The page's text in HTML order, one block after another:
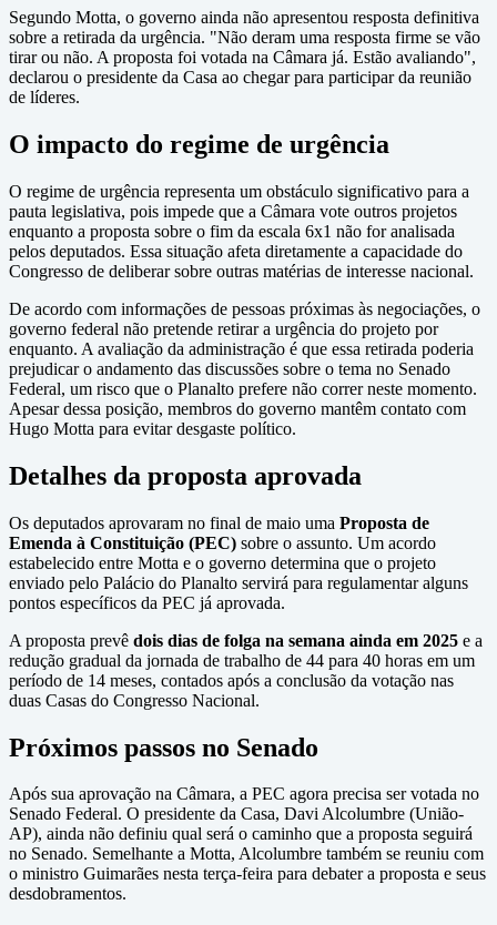
Segundo Motta, o governo ainda não apresentou resposta definitiva
sobre a retirada da urgência. "Não deram uma resposta firme se vão
tirar ou não. A proposta foi votada na Câmara já. Estão avaliando",
declarou o presidente da Casa ao chegar para participar da reunião
de líderes.
O impacto do regime de urgência
O regime de urgência representa um obstáculo significativo para a
pauta legislativa, pois impede que a Câmara vote outros projetos
enquanto a proposta sobre o fim da escala 6x1 não for analisada
pelos deputados. Essa situação afeta diretamente a capacidade do
Congresso de deliberar sobre outras matérias de interesse nacional.
De acordo com informações de pessoas próximas às negociações, o
governo federal não pretende retirar a urgência do projeto por
enquanto. A avaliação da administração é que essa retirada poderia
prejudicar o andamento das discussões sobre o tema no Senado
Federal, um risco que o Planalto prefere não correr neste momento.
Apesar dessa posição, membros do governo mantêm contato com
Hugo Motta para evitar desgaste político.
Detalhes da proposta aprovada
Os deputados aprovaram no final de maio uma Proposta de
Emenda à Constituição (PEC) sobre o assunto. Um acordo
estabelecido entre Motta e o governo determina que o projeto
enviado pelo Palácio do Planalto servirá para regulamentar alguns
pontos específicos da PEC já aprovada.
A proposta prevê dois dias de folga na semana ainda em 2025 e a
redução gradual da jornada de trabalho de 44 para 40 horas em um
período de 14 meses, contados após a conclusão da votação nas
duas Casas do Congresso Nacional.
Próximos passos no Senado
Após sua aprovação na Câmara, a PEC agora precisa ser votada no
Senado Federal. O presidente da Casa, Davi Alcolumbre (União-
AP), ainda não definiu qual será o caminho que a proposta seguirá
no Senado. Semelhante a Motta, Alcolumbre também se reuniu com
o ministro Guimarães nesta terça-feira para debater a proposta e seus
desdobramentos.